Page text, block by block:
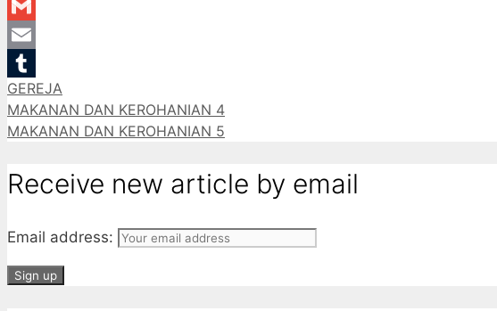
LinkedIn
Gmail
Email
Tumblr
Categories
GEREJA
MAKANAN DAN KEROHANIAN 4
MAKANAN DAN KEROHANIAN 5
Receive new article by email
Email address: